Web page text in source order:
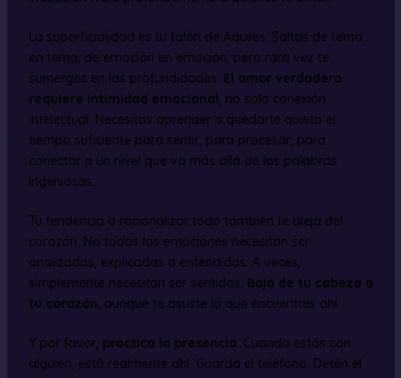
La superficialidad es tu talón de Aquiles. Saltas de tema
en tema, de emoción en emoción, pero rara vez te
sumerges en las profundidades. El amor verdadero
requiere intimidad emocional, no solo conexión
intelectual. Necesitas aprender a quedarte quieto el
tiempo suficiente para sentir, para procesar, para
conectar a un nivel que va más allá de las palabras
ingeniosas.
Tu tendencia a racionalizar todo también te aleja del
corazón. No todas las emociones necesitan ser
analizadas, explicadas o entendidas. A veces,
simplemente necesitan ser sentidas. Baja de tu cabeza a
tu corazón, aunque te asuste lo que encuentres ahí.
Y por favor, practica la presencia. Cuando estás con
alguien, está realmente ahí. Guarda el teléfono. Detén el